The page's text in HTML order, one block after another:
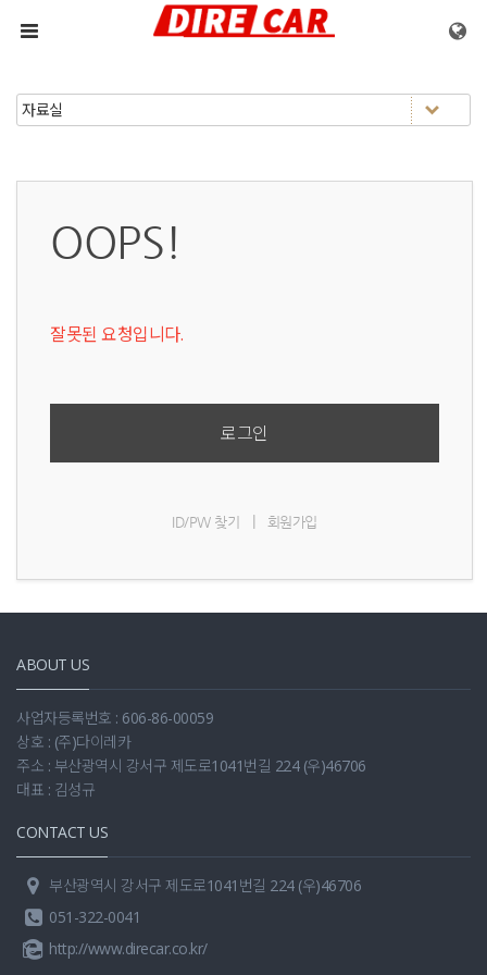
메뉴 건너뛰기
OOPS!
잘못된 요청입니다.
로그인
ID/PW 찾기 회원가입
ABOUT US
사업자등록번호 : 606-86-00059
상호 : (주)다이레카
주소 : 부산광역시 강서구 제도로1041번길 224 (우)46706
대표 : 김성규
CONTACT US
부산광역시 강서구 제도로1041번길 224 (우)46706
051-322-0041
http://www.direcar.co.kr/